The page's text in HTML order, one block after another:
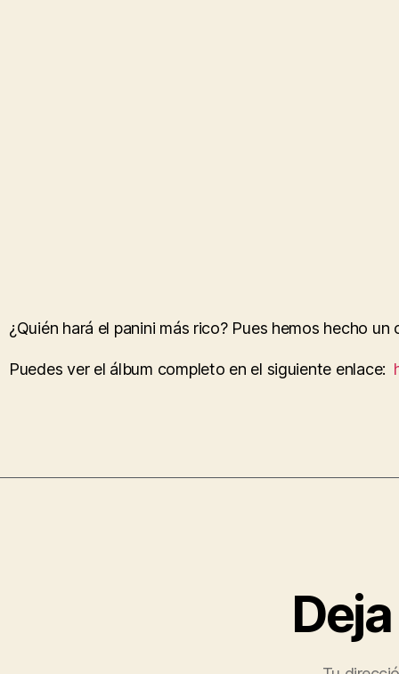
¿Quién hará el panini más rico? Pues hemos hecho
Puedes ver el álbum completo en el siguiente enlace: